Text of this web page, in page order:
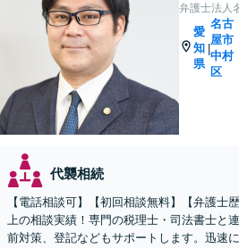
弁護士法人
愛
知
県
|
名古
屋市
中村
区
代襲相続
【電話相談可】【初回相談無料】【弁護士
上の相談実績！専門の税理士・司法書士と
前対策、登記などもサポートします。迅速